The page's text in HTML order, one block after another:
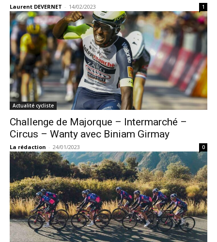
Laurent DEVERNET - 14/02/2023 1
Actualité cycliste
Challenge de Majorque – Intermarché –
Circus – Wanty avec Biniam Girmay
La rédaction - 24/01/2023 0